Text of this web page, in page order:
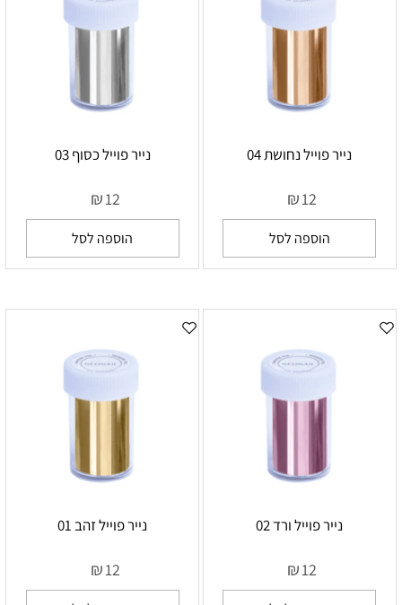
נייר פוייל נחושת 04
₪12
הוספה לסל
נייר פוייל כסוף 03
₪12
הוספה לסל
נייר פוייל ורד 02
₪12
נייר פוייל זהב 01
₪12